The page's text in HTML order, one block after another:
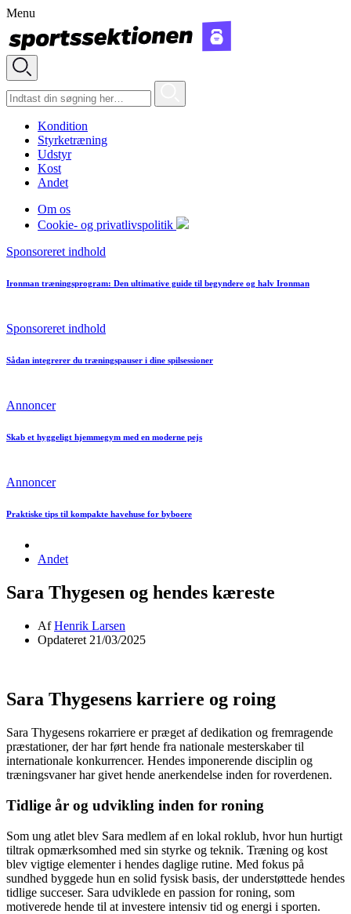
Menu
Kondition
Styrketræning
Udstyr
Kost
Andet
Om os
Cookie- og privatlivspolitik
Sponsoreret indhold
Ironman træningsprogram: Den ultimative guide til begyndere og halv Ironman
Sponsoreret indhold
Sådan integrerer du træningspauser i dine spilsessioner
Annoncer
Skab et hyggeligt hjemmegym med en moderne pejs
Annoncer
Praktiske tips til kompakte havehuse for byboere
Andet
Sara Thygesen og hendes kæreste
AfHenrik Larsen
Opdateret 21/03/2025
Sara Thygesens karriere og roing
Sara Thygesens rokarriere er præget af dedikation og fremragende
præstationer, der har ført hende fra nationale mesterskaber til
internationale konkurrencer. Hendes imponerende disciplin og
træningsvaner har givet hende anerkendelse inden for roverdenen.
Tidlige år og udvikling inden for roning
Som ung atlet blev Sara medlem af en lokal roklub, hvor hun hurtigt
tiltrak opmærksomhed med sin styrke og teknik. Træning og kost
blev vigtige elementer i hendes daglige rutine. Med fokus på
sundhed byggede hun en solid fysisk basis, der understøttede hendes
tidlige succeser. Sara udviklede en passion for roning, som
motiverede hende til at investere intensiv tid og energi i sporten.